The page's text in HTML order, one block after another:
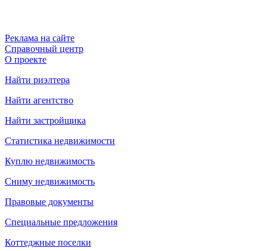
Реклама на сайте
Справочный центр
О проекте
Найти риэлтера
Найти агентство
Найти застройщика
Статистика недвижимости
Куплю недвижимость
Сниму недвижимость
Правовые документы
Специальные предложения
Коттеджные поселки